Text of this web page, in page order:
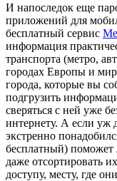
И напоследок еще
приложений для
бесплатный сервис
информация
транспорта (метро,
городах Европы и
города, которые вы
подгрузить
сверяться с ней уже
интернету. А если уж
экстренно
бесплатный) поможет
даже отсортировать
доступу, месту, где